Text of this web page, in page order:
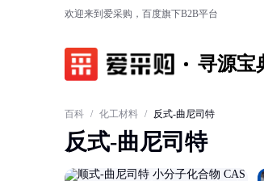
欢迎来到爱采购，百度旗下B2B平台
寻源宝
百科 / 化工材料 / 反式-曲尼司特
反式-曲尼司特